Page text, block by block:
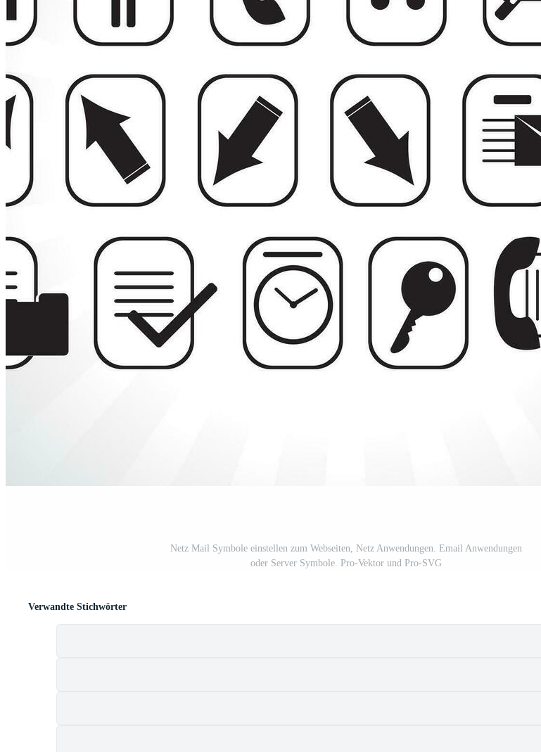
Netz Mail Symbole einstellen zum Webseiten, Netz Anwendungen. Email Anwendungen
oder Server Symbole. Pro-Vektor und Pro-SVG
Verwandte Stichwörter